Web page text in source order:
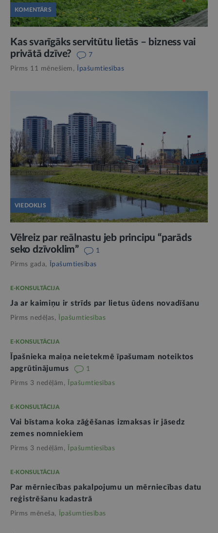
KOMENTĀRS
Kas svarīgāks servitūtu lietās – bizness vai
privātā dzīve?
7
Pirms 11 mēnešiem,
Īpašumtiesības
VIEDOKLIS
Vēlreiz par reālnastu jeb principu “parāds
seko dzīvoklim”
1
Pirms gada,
Īpašumtiesības
E-KONSULTĀCIJA
Ja ar kaimiņu ir strīds par lietus ūdens novadīšanu
Pirms nedēļas, Īpašumtiesības
E-KONSULTĀCIJA
Īpašnieka maiņa neietekmē īpašumam noteiktos
apgrūtinājumus
1
Pirms 3 nedēļām, Īpašumtiesības
E-KONSULTĀCIJA
Vai bīstama koka zāģēšanas izmaksas ir jāsedz
zemes nomniekiem
Pirms 3 nedēļām, Īpašumtiesības
E-KONSULTĀCIJA
Par mērniecības pakalpojumu un mērniecības datu
reģistrēšanu kadastrā
Pirms mēneša, Īpašumtiesības